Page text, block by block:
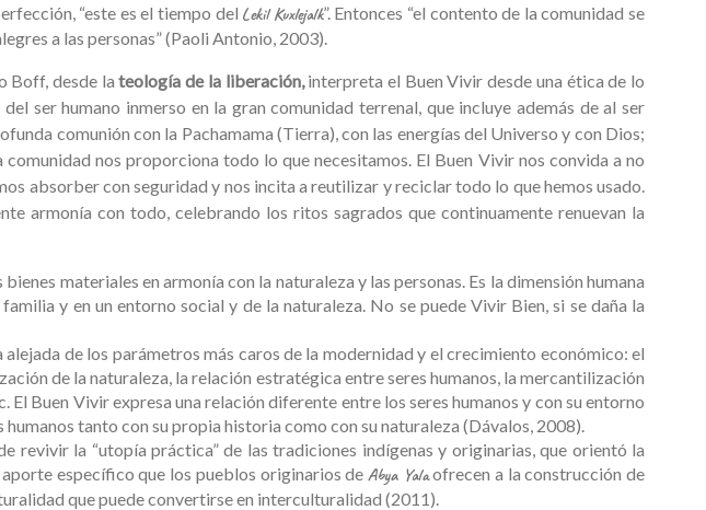
“este es el tiempo del Lekil Kuxlejalk”. Entonces “el contento de la comunidad se
a las personas” (Paoli Antonio, 2003).
Boff, desde lateología de la liberación,interpreta el Buen Vivir desde una ética de lo
ser humano inmerso en la gran comunidad terrenal, que incluye además de al ser
comunión con la Pachamama (Tierra), con las energías del Universo y con Dios;
nos proporciona todo lo que necesitamos. El Buen Vivir nos convida a no
absorber con seguridad y nos incita a reutilizar y reciclar todo lo que hemos usado.
armonía con todo, celebrando los ritos sagrados que continuamente renuevan la
materiales en armonía con la naturaleza y las personas. Es la dimensión humana
y en un entorno social y de la naturaleza. No se puede Vivir Bien, si se daña la
de los parámetros más caros de la modernidad y el crecimiento económico: el
de la naturaleza, la relación estratégica entre seres humanos, la mercantilización
Buen Vivir expresa una relación diferente entre los seres humanos y con su entorno
tanto con su propia historia como con su naturaleza (Dávalos, 2008).
la “utopía práctica” de las tradiciones indígenas y originarias, que orientó la
específico que los pueblos originarios de Abya Yalaofrecen a la construcción de
que puede convertirse en interculturalidad (2011).